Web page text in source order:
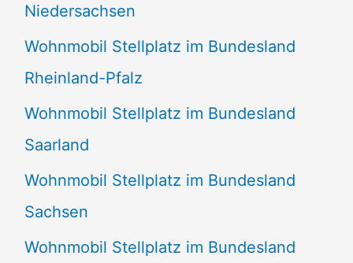
Niedersachsen
Wohnmobil Stellplatz im Bundesland
Rheinland-Pfalz
Wohnmobil Stellplatz im Bundesland
Saarland
Wohnmobil Stellplatz im Bundesland
Sachsen
Wohnmobil Stellplatz im Bundesland